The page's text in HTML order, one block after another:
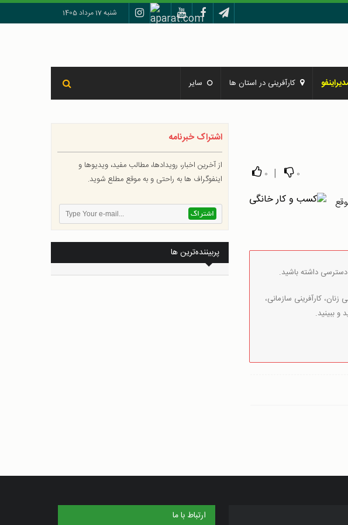
شنبه 17 مرداد 1405
کارآفرینی در استان ها سایر
0
|
0
دسترسی داشته باشید.
کارآفرینی سازمانی،
و ببینید.
اشتراک خبرنامه
از آخرین اخبار، رویدادها، مطالب مفید، ویدیوها و
اینفوگراف ها به راحتی و به موقع مطلع شوید.
پربیننده‌ترین ها
ارتباط با ما